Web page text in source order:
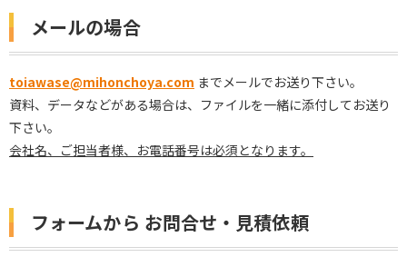
メールの場合
toiawase@mihonchoya.com までメールでお送り下さい。
資料、データなどがある場合は、ファイルを一緒に添付してお送り
下さい。
会社名、ご担当者様、お電話番号は必須となります。
フォームから お問合せ・見積依頼